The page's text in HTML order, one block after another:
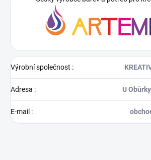
Výrobní společnost :
Adresa : U
E-mail :